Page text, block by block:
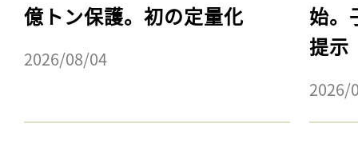
億トン保護。初の定量化
2026/08/04
始。
提示
2026/
記事をお気に入りに
ログインが必